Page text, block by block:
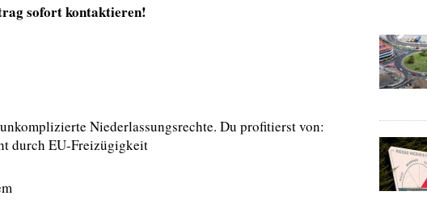
sofort kontaktieren!
Niederlassungsrechte. Du profitierst von:
durch EU-Freizügigkeit